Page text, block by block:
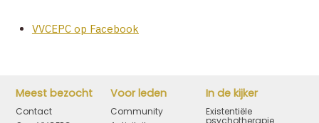
VVCEPC op Facebook
Meest bezocht
Contact
Voor leden
Community
In de kijker
Existentiële
psychotherapie